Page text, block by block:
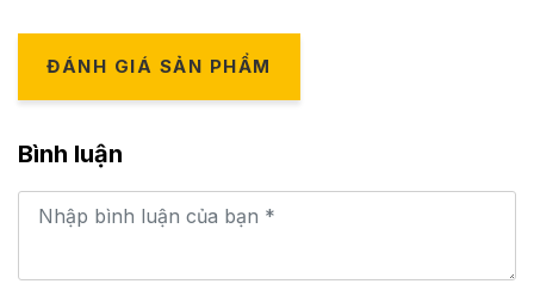
ĐÁNH GIÁ SẢN PHẨM
Bình luận